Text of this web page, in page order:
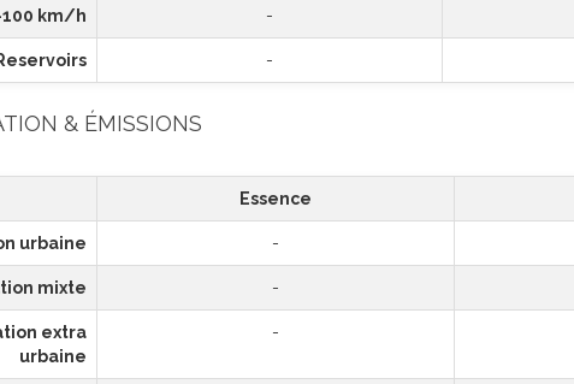
100 km/h -
-
& ÉMISSIONS
Essence
urbaine -
mixte -
extra
urbaine
-